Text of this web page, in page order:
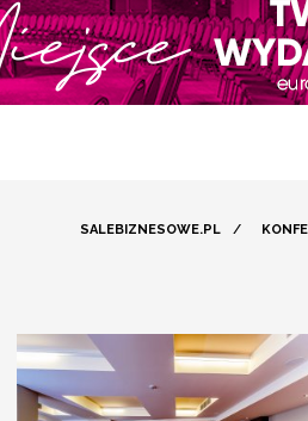
SALEBIZNESOWE.PL /